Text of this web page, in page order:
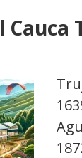
Cauca